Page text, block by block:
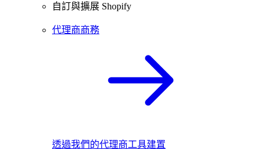
自訂與擴展 Shopify
代理商商務
透過我們的代理商工具建置